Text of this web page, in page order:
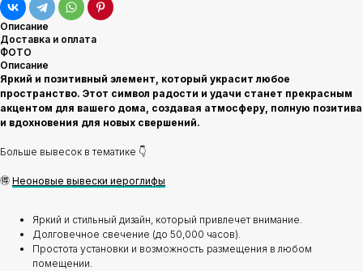
Описание
Доставка и оплата
ФОТО
Описание
Яркий и позитивный элемент, который украсит любое
пространство. Этот символ радости и удачи станет прекрасным
акцентом для вашего дома, создавая атмосферу, полную позитива
и вдохновения для новых свершений.
Больше вывесок в тематике 👇
🉐 Неоновые вывески иероглифы
Яркий и стильный дизайн, который привлечет внимание.
Долговечное свечение (до 50,000 часов).
Простота установки и возможность размещения в любом
помещении.